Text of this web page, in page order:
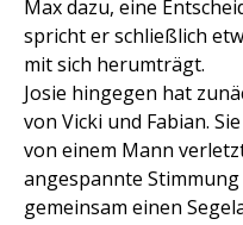
Max dazu, eine
spricht er schließlich
mit sich herumträgt.
Josie hingegen hat
von Vicki und Fabian.
von einem Mann
angespannte
gemeinsam einen